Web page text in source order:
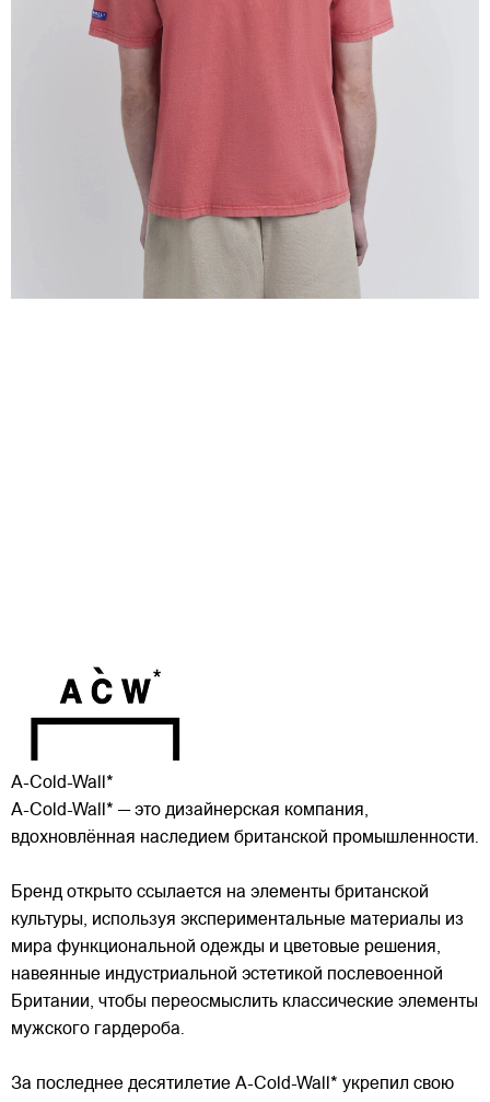
A-Cold-Wall*
A-Cold-Wall* — это дизайнерская компания,
вдохновлённая наследием британской промышленности.
Бренд открыто ссылается на элементы британской
культуры, используя экспериментальные материалы из
мира функциональной одежды и цветовые решения,
навеянные индустриальной эстетикой послевоенной
Британии, чтобы переосмыслить классические элементы
мужского гардероба.
За последнее десятилетие A-Cold-Wall* укрепил свою